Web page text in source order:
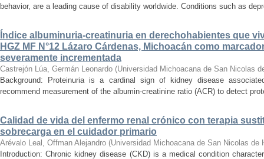
behavior, are a leading cause of disability worldwide. Conditions such as
Índice albuminuria-creatinuria en derechohabientes que
HGZ MF N°12 Lázaro Cárdenas, Michoacán como
severamente incrementada
Castrejón Lúa, Germán Leonardo (Universidad Michoacana de San Nicolas
Background: Proteinuria is a cardinal sign of kidney disease
recommend measurement of the albumin-creatinine ratio (ACR) to detect
Calidad de vida del enfermo renal crónico con terapia
sobrecarga en el cuidador primario
Arévalo Leal, Offman Alejandro (Universidad Michoacana de San Nicolas de
Introduction: Chronic kidney disease (CKD) is a medical condition